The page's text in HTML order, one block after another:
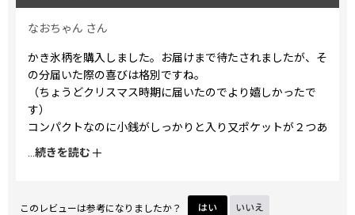
なおちゃん さん
かき氷柄を購入しました。お届けまで待たされましたが、そ
の分届いた際の喜びは格別ですね。
（ちょうどクリスマス時期に届いたのでより嬉しかったで
す）
コンパクトなのに小銭がしっかりと入り又ポケットが２つあ
りますがカードと多少の紙幣も入ります。
嵩張らずこれ一つでお出かけOKです。
続きを読む
このレビューは参考になりましたか？ はい いいえ